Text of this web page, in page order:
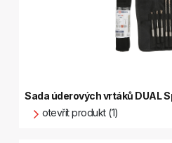
Sada úderových vrtáků DUAL
otevřít produkt (1)